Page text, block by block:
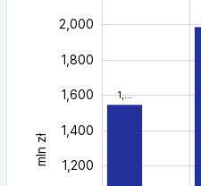
1,…
mln zł 1,200
1,400
1,600
1,800
2,000